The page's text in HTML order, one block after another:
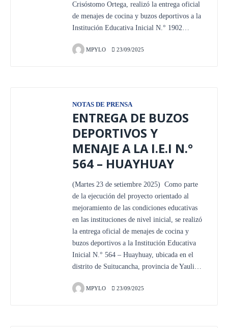
Crisóstomo Ortega, realizó la entrega oficial
de menajes de cocina y buzos deportivos a la
Institución Educativa Inicial N.° 1902…
MPYLO 23/09/2025
NOTAS DE PRENSA
ENTREGA DE BUZOS
DEPORTIVOS Y
MENAJE A LA I.E.I N.°
564 – HUAYHUAY
(Martes 23 de setiembre 2025) Como parte
de la ejecución del proyecto orientado al
mejoramiento de las condiciones educativas
en las instituciones de nivel inicial, se realizó
la entrega oficial de menajes de cocina y
buzos deportivos a la Institución Educativa
Inicial N.° 564 – Huayhuay, ubicada en el
distrito de Suitucancha, provincia de Yauli…
MPYLO 23/09/2025